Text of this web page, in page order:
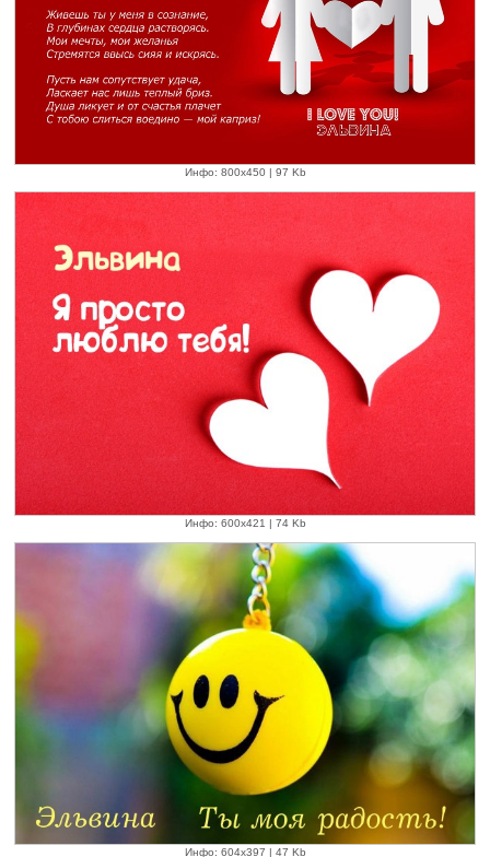
Инфо: 800х450 | 97 Kb
Инфо: 600х421 | 74 Kb
Инфо: 604х397 | 47 Kb